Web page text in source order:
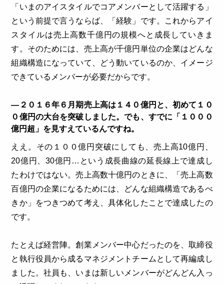
「いまのアイスタイルでコアメンバーとして活躍する」
という前提で言うならば、「経験」です。これからアイ
スタイルは売上高数千億円の規模へと成長していきま
す。そのためには、売上高が千億円単位の企業はどんな
組織構造になっていて、どう動いているのか、イメージ
できているメンバーが必要だからです。
―２０１６年６月期売上高は１４０億円と、初めて１０
０億円の大台を突破しました。でも、すでに「１０００
億円超」を見すえているんですね。
ええ。その１００億円突破にしても、売上高10億円、
20億円、30億円…という成長曲線の延長線上で達成し
たわけではない。売上高数十億円のときに、「売上高数
百億円の企業になるためには、どんな組織構造であるべ
きか」をつきつめて考え、具体化したことで達成したの
です。
たとえば経営陣。創業メンバー中心だったのを、取締役
と執行役員から成るマネジメントチームとして再編成し
ました。社員も、いまは新しいメンバーがどんどん入っ